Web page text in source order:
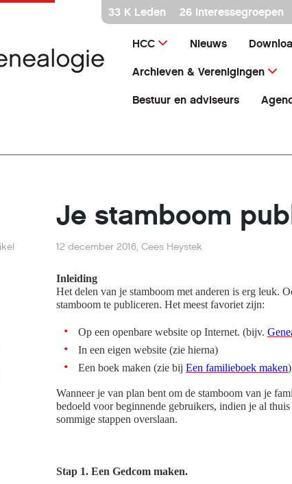
33 K Leden 26 interessegroepen
HCC Nieuws
Archieven & Verenigingen
Bestuur en adviseurs
Je stamboom
12 december 2016, Cees Heystek
Inleiding
Het delen van je stamboom met anderen is erg leuk.
stamboom te publiceren. Het meest favoriet zijn:
Op een openbare website op Internet. (bijv.
In een eigen website (zie hierna)
Een boek maken (zie bij Een familieboek maken)
Wanneer je van plan bent om de stamboom van je
bedoeld voor beginnende gebruikers, indien je al
sommige stappen overslaan.
Stap 1. Een Gedcom maken.